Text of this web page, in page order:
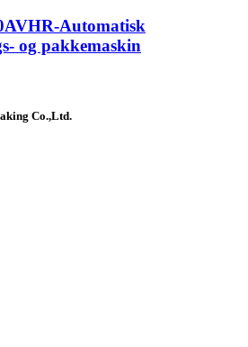
Automatisk
og pakkemaskin
Co.,Ltd.